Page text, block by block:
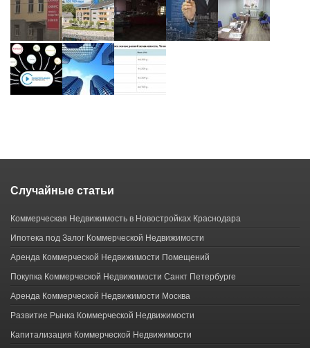
Случайные статьи
Коммерческая Недвижимость в Новостройках Краснодара
Ипотека под Залог Коммерческой Недвижимости
Аренда Коммерческой Недвижимости Помещений
Покупка Коммерческой Недвижимости Санкт Петербурге
Аренда Коммерческой Недвижимости Москва
Развитие Рынка Коммерческой Недвижимости
Капитализация Коммерческой Недвижимости